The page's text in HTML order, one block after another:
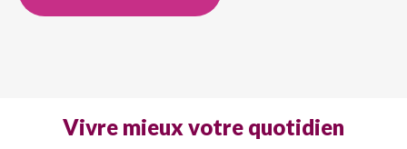
Vivre mieux votre quotidien